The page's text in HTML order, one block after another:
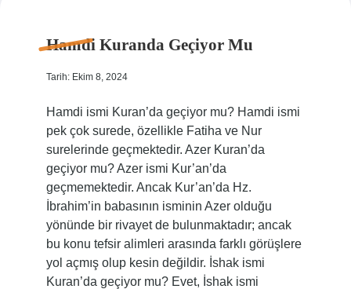
Hamdi Kuranda Geçiyor Mu
Tarih: Ekim 8, 2024
Hamdi ismi Kuran’da geçiyor mu? Hamdi ismi
pek çok surede, özellikle Fatiha ve Nur
surelerinde geçmektedir. Azer Kuran’da
geçiyor mu? Azer ismi Kur’an’da
geçmemektedir. Ancak Kur’an’da Hz.
İbrahim’in babasının isminin Azer olduğu
yönünde bir rivayet de bulunmaktadır; ancak
bu konu tefsir alimleri arasında farklı görüşlere
yol açmış olup kesin değildir. İshak ismi
Kuran’da geçiyor mu? Evet, İshak ismi